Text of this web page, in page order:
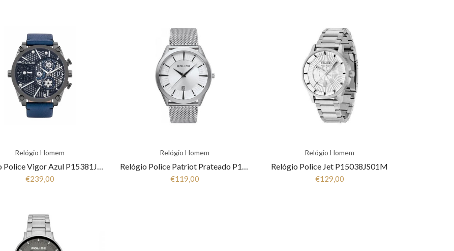
Relógio Homem
Relógio Police Vigor Azul P15381JSU61B
€239,00
Relógio Homem
Relógio Police Patriot Prateado P15305JS04MM
€119,00
Relógio Homem
Relógio Police Jet P15038JS01M
€129,00